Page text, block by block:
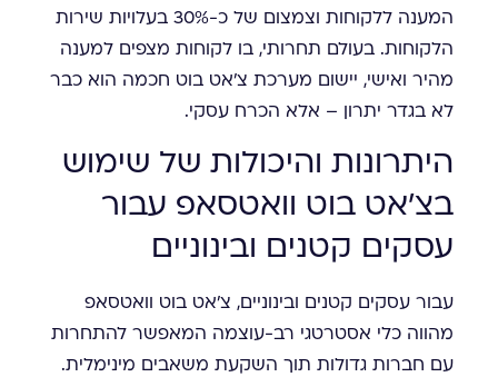
המענה ללקוחות וצמצום של כ-30% בעלויות שירות
הלקוחות. בעולם תחרותי, בו לקוחות מצפים למענה
מהיר ואישי, יישום מערכת צ'אט בוט חכמה הוא כבר
לא בגדר יתרון – אלא הכרח עסקי.
היתרונות והיכולות של שימוש
בצ'אט בוט וואטסאפ עבור
עסקים קטנים ובינוניים
עבור עסקים קטנים ובינוניים, צ'אט בוט וואטסאפ
מהווה כלי אסטרטגי רב-עוצמה המאפשר להתחרות
עם חברות גדולות תוך השקעת משאבים מינימלית.